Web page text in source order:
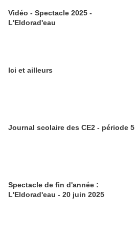
Vidéo - Spectacle 2025 -
L'Eldorad'eau
Ici et ailleurs
Journal scolaire des CE2 - période 5
Spectacle de fin d'année :
L'Eldorad'eau - 20 juin 2025